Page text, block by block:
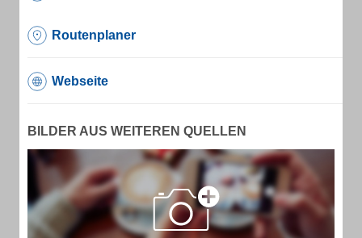
Routenplaner
Webseite
BILDER AUS WEITEREN QUELLEN